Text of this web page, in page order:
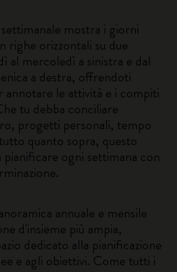
mostra i giorni
righe orizzontali su due
al mercoledì a sinistra e dal
a destra, offrendoti
annotare le attività e i compiti
tu debba conciliare
progetti personali, tempo
quanto sopra, questo
pianificare ogni settimana con
annuale e mensile
d'insieme più ampia,
dedicato alla pianificazione
e agli obiettivi. Come tutti i